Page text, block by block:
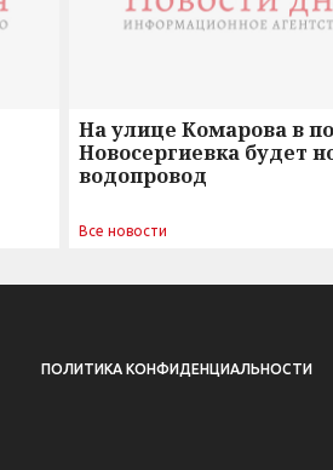
На улице Комарова в
Новосергиевка будет
водопровод
Все новости
ПОЛИТИКА КОНФИДЕНЦИАЛЬНОСТИ